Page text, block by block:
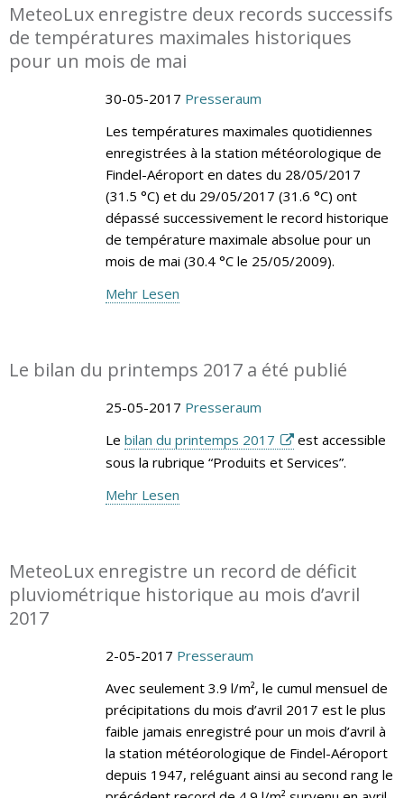
MeteoLux enregistre deux records successifs
de températures maximales historiques
pour un mois de mai
30-05-2017 Presseraum
Les températures maximales quotidiennes
enregistrées à la station météorologique de
Findel-Aéroport en dates du 28/05/2017
(31.5 °C) et du 29/05/2017 (31.6 °C) ont
dépassé successivement le record historique
de température maximale absolue pour un
mois de mai (30.4 °C le 25/05/2009).
Mehr Lesen
Le bilan du printemps 2017 a été publié
25-05-2017 Presseraum
Le bilan du printemps 2017
est accessible
sous la rubrique “Produits et Services”.
Mehr Lesen
MeteoLux enregistre un record de déficit
pluviométrique historique au mois d’avril
2017
2-05-2017 Presseraum
Avec seulement 3.9 l/m², le cumul mensuel de
précipitations du mois d’avril 2017 est le plus
faible jamais enregistré pour un mois d’avril à
la station météorologique de Findel-Aéroport
depuis 1947, reléguant ainsi au second rang le